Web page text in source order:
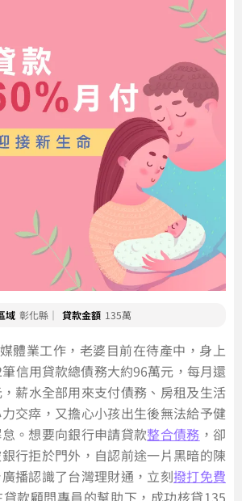
域 彰化縣｜ 貸款金額 135萬
體業工作，老婆目前在待產中，身上
信用貸款總債務大約96萬元，每月還
薪水全部用來支付債務、房租及生活
交瘁，又擔心小孩出生後無法給予健
。想要向銀行申請貸款整合債務 ，卻
行拒於門外，自認前途一片黑暗的陳
播認識了台灣理財通，立刻撥打免費
貸款顧問專員的幫助下，成功核貸135